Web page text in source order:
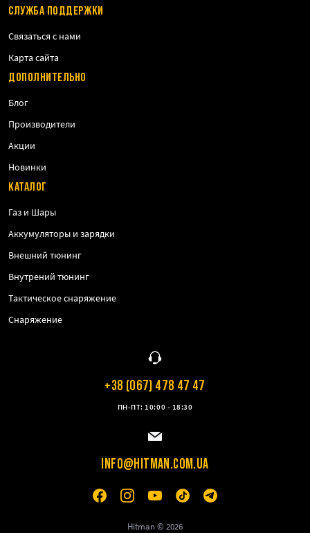
СЛУЖБА ПОДДЕРЖКИ
Связаться с нами
Карта сайта
ДОПОЛНИТЕЛЬНО
Блог
Производители
Акции
Новинки
КАТАЛОГ
Газ и Шары
Аккумуляторы и зарядки
Внешний тюнинг
Внутрений тюнинг
Тактическое снаряжение
Снаряжение
+38 (067) 478 47 47
ПН-ПТ: 10:00 - 18:30
INFO@HITMAN.COM.UA
Hitman © 2026